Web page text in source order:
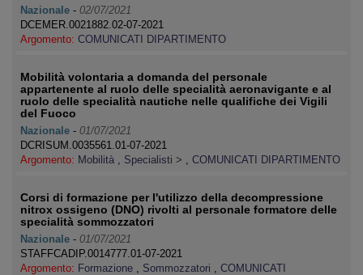
Nazionale - 02/07/2021
DCEMER.0021882.02-07-2021
Argomento: COMUNICATI DIPARTIMENTO
Mobilità volontaria a domanda del personale
appartenente al ruolo delle specialità aeronavigante e al
ruolo delle specialità nautiche nelle qualifiche dei Vigili
del Fuoco
Nazionale - 01/07/2021
DCRISUM.0035561.01-07-2021
Argomento: Mobilità , Specialisti > , COMUNICATI DIPARTIMENTO
Corsi di formazione per l'utilizzo della decompressione
nitrox ossigeno (DNO) rivolti al personale formatore delle
specialità sommozzatori
Nazionale - 01/07/2021
STAFFCADIP.0014777.01-07-2021
Argomento: Formazione , Sommozzatori , COMUNICATI